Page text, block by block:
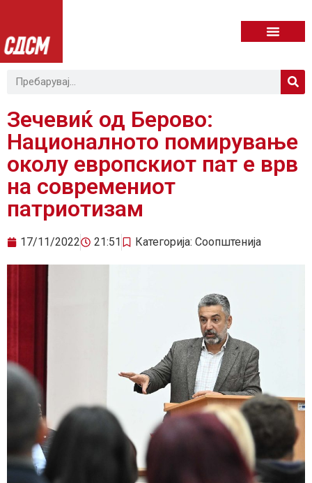
Зечевиќ од Берово:
Националното помирување
околу европскиот пат е врв
на современиот
патриотизам
17/11/2022 21:51 Категорија: Соопштенија